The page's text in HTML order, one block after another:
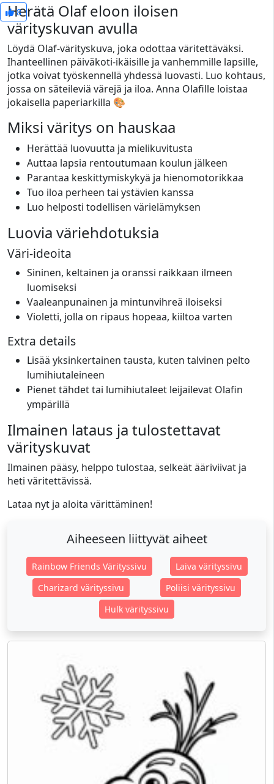
8
Herätä Olaf eloon iloisen
värityskuvan avulla
Löydä Olaf-värityskuva, joka odottaa väritettäväksi.
Ihanteellinen päiväkoti-ikäisille ja vanhemmille lapsille,
jotka voivat työskennellä yhdessä luovasti. Luo kohtaus,
jossa on säteileviä värejä ja iloa. Anna Olafille loistaa
jokaisella paperiarkilla 🎨
Miksi väritys on hauskaa
Herättää luovuutta ja mielikuvitusta
Auttaa lapsia rentoutumaan koulun jälkeen
Parantaa keskittymiskykyä ja hienomotorikkaa
Tuo iloa perheen tai ystävien kanssa
Luo helposti todellisen värielämyksen
Luovia väriehdotuksia
Väri-ideoita
Sininen, keltainen ja oranssi raikkaan ilmeen
luomiseksi
Vaaleanpunainen ja mintunvihreä iloiseksi
Violetti, jolla on ripaus hopeaa, kiiltoa varten
Extra details
Lisää yksinkertainen tausta, kuten talvinen pelto
lumihiutaleineen
Pienet tähdet tai lumihiutaleet leijailevat Olafin
ympärillä
Ilmainen lataus ja tulostettavat
värityskuvat
Ilmainen pääsy, helppo tulostaa, selkeät ääriviivat ja
heti väritettävissä.
Lataa nyt ja aloita värittäminen!
Aiheeseen liittyvät aiheet
Rainbow Friends Värityssivu
Laiva värityssivu
Charizard värityssivu
Poliisi värityssivu
Hulk värityssivu